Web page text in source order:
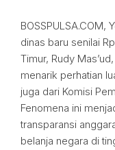
BOSSPULSA.COM,
dinas baru senilai
Timur, Rudy
menarik perhatian
juga dari Komisi
Fenomena ini
transparansi
belanja negara di